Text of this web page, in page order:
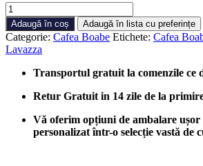
Cantitate
Cafea
boabe
Lavazza
Super
Crema,
Adaugă în coș Adaugă în lista cu preferințe
Categorie: Cafea Boabe Etichete: Cafea
Lavazza
Transportul gratuit la comenzile ce
Retur Gratuit in 14 zile de la
Vă oferim opțiuni de ambalare ușor
personalizat într-o selecție vastă de